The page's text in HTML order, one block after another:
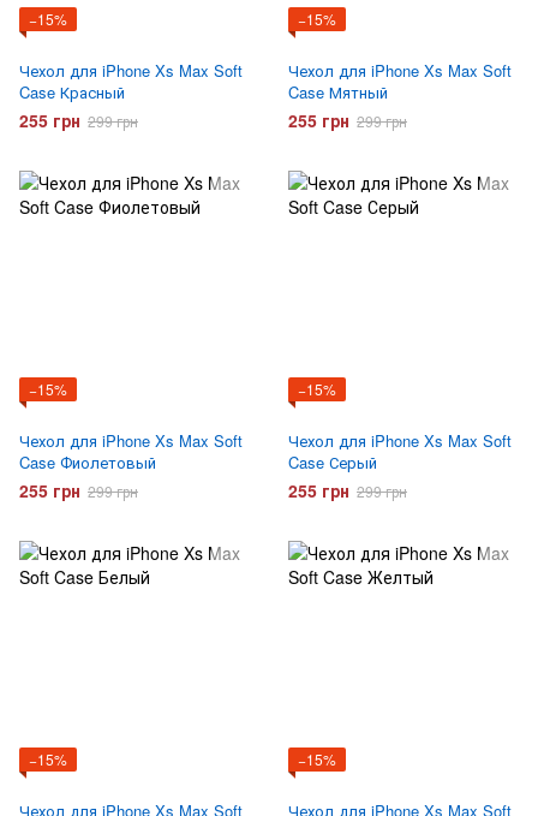
−15%
Чехол для iPhone Xs Max Soft
Case Красный
255 грн 299 грн
−15%
Чехол для iPhone Xs Max Soft
Case Мятный
255 грн 299 грн
−15%
Чехол для iPhone Xs Max Soft
Case Фиолетовый
255 грн 299 грн
−15%
Чехол для iPhone Xs Max Soft
Case Серый
255 грн 299 грн
−15%
Чехол для iPhone Xs Max Soft
−15%
Чехол для iPhone Xs Max Soft